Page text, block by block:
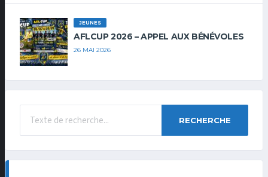
JEUNES
AFLCUP 2026 – APPEL AUX BÉNÉVOLES
26 MAI 2026
RECHERCHE